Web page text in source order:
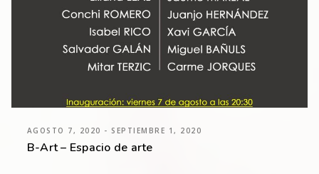
AGOSTO 7, 2020 - SEPTIEMBRE 1, 2020
B-Art – Espacio de arte